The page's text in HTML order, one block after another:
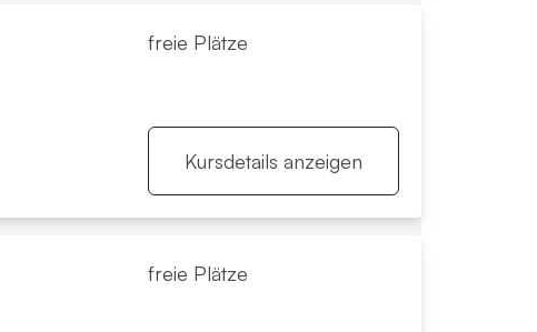
freie Plätze
Kursdetails anzeigen
freie Plätze